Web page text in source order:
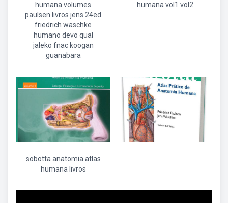
humana volumes
paulsen livros jens 24ed
friedrich waschke
humano devo qual
jaleko fnac koogan
guanabara
humana vol1 vol2
sobotta anatomia atlas
humana livros